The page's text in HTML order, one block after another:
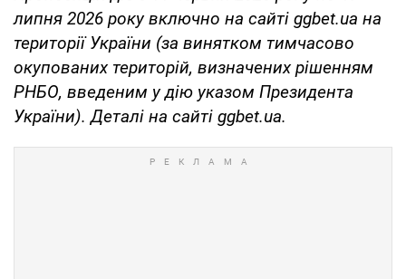
липня 2026 року включно на сайті ggbet.ua на
території України (за винятком тимчасово
окупованих територій, визначених рішенням
РНБО, введеним у дію указом Президента
України). Деталі на сайті ggbet.ua.